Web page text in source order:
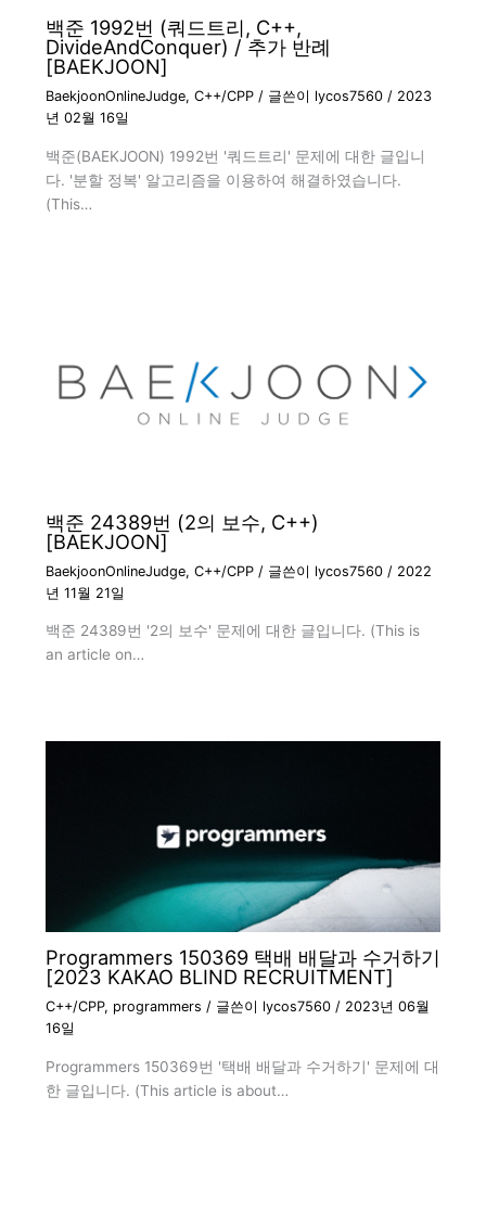
백준 1992번 (쿼드트리, C++,
DivideAndConquer) / 추가 반례
[BAEKJOON]
BaekjoonOnlineJudge, C++/CPP/ 글쓴이 lycos7560 / 2023
년 02월 16일
백준(BAEKJOON) 1992번 '쿼드트리' 문제에 대한 글입니
다. '분할 정복' 알고리즘을 이용하여 해결하였습니다.
(This…
백준 24389번 (2의 보수, C++)
[BAEKJOON]
BaekjoonOnlineJudge, C++/CPP/ 글쓴이 lycos7560 / 2022
년 11월 21일
백준 24389번 '2의 보수' 문제에 대한 글입니다. (This is
an article on…
Programmers 150369 택배 배달과 수거하기
[2023 KAKAO BLIND RECRUITMENT]
C++/CPP, programmers / 글쓴이 lycos7560 / 2023년 06월
16일
Programmers 150369번 '택배 배달과 수거하기' 문제에 대
한 글입니다. (This article is about…